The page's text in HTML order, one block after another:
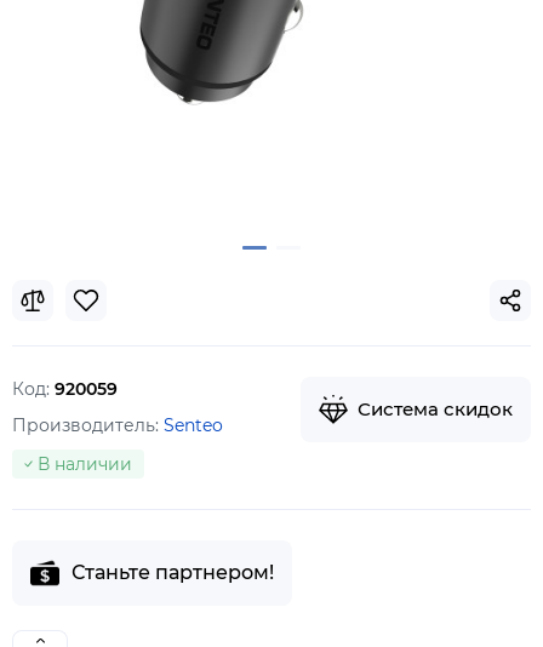
Код: 920059
Производитель: Senteo
В наличии
Система скидок
Станьте партнером!